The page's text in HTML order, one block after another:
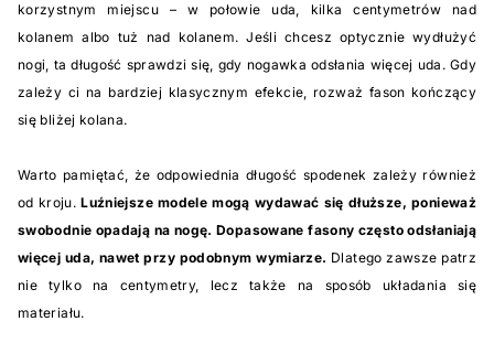
korzystnym miejscu – w połowie uda, kilka centymetrów nad
kolanem albo tuż nad kolanem. Jeśli chcesz optycznie wydłużyć
nogi, ta długość sprawdzi się, gdy nogawka odsłania więcej uda. Gdy
zależy ci na bardziej klasycznym efekcie, rozważ fason kończący
się bliżej kolana.
Warto pamiętać, że odpowiednia długość spodenek zależy również
od kroju.Luźniejsze modele mogą wydawać się dłuższe, ponieważ
swobodnie opadają na nogę. Dopasowane fasony często odsłaniają
więcej uda, nawet przy podobnym wymiarze. Dlatego zawsze patrz
nie tylko na centymetry, lecz także na sposób układania się
materiału.